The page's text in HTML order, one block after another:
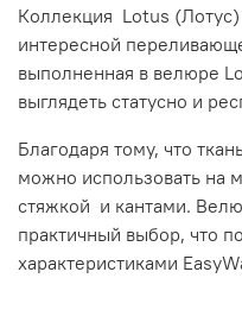
Коллекция Lotus
интересной
выполненная в велюре
выглядеть статусно и
Благодаря тому, что
можно использовать на
стяжкой и кантами.
практичный выбор, что
характеристиками